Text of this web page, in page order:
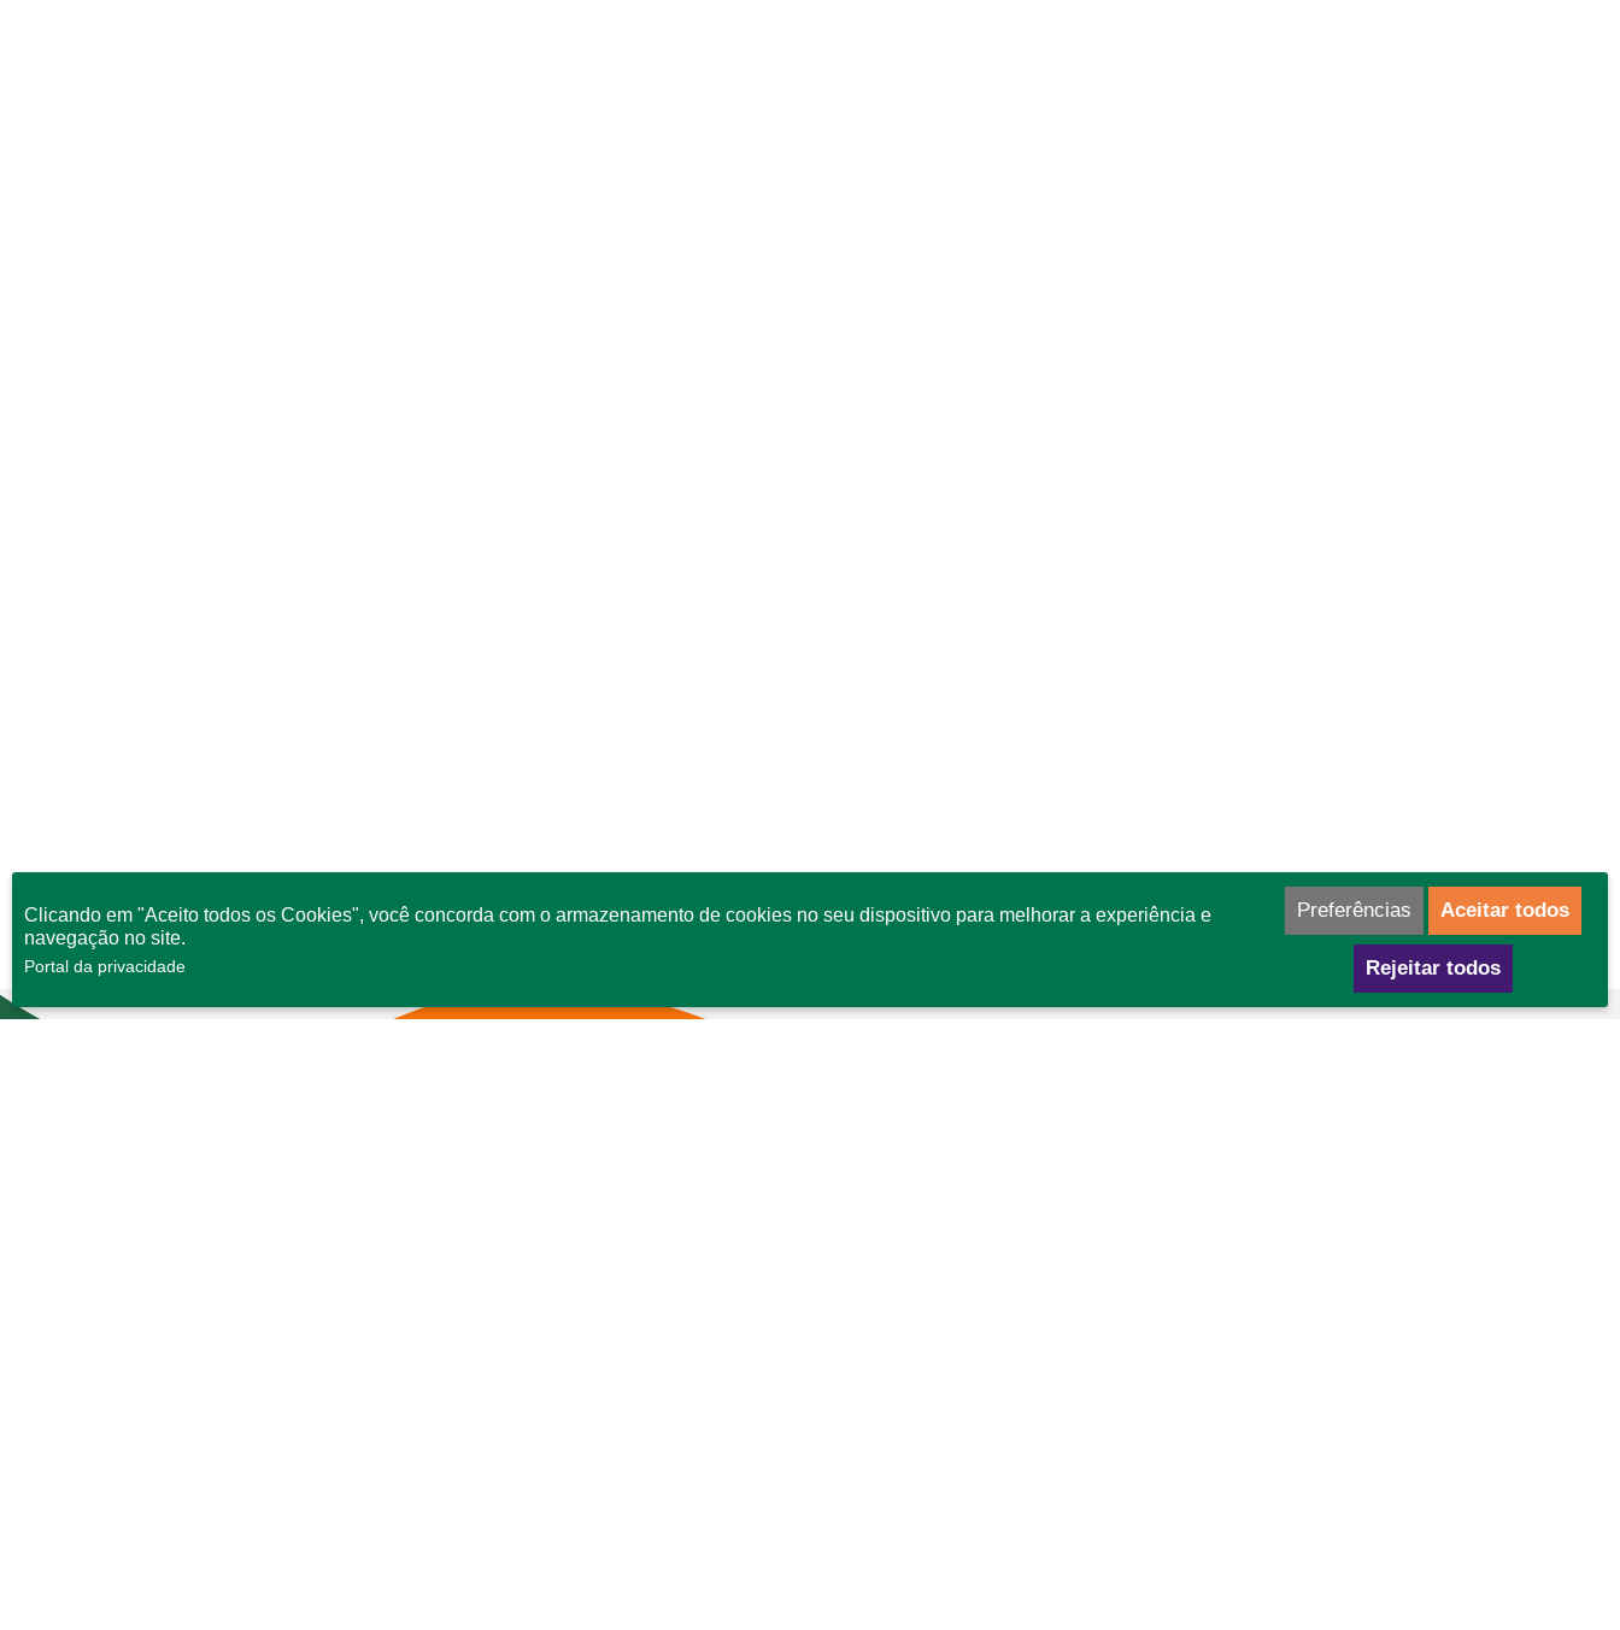
Clicando em "Aceito todos os Cookies", você concorda com o armazenamento de cookies no seu dispositivo para melhorar a experiência e
navegação no site.
Portal da privacidade
Preferências Aceitar todos
Rejeitar todos